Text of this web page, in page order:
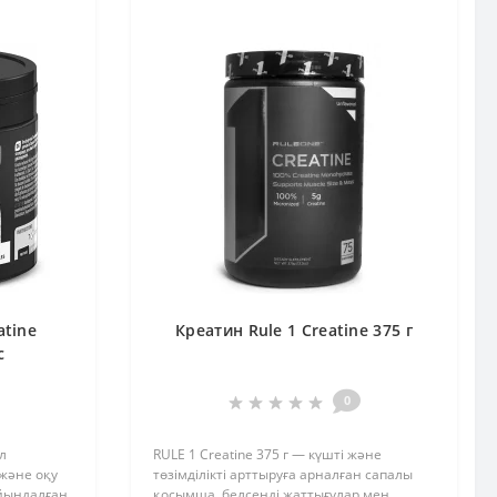
оқу
Креатин Rule 1 Creatine 375 г
0
RULE 1 Creatine 375 г — күшті және
төзімділікті арттыруға арналған сапалы